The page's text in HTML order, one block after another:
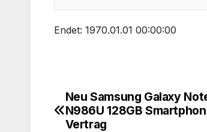
Endet: 1970.01.01 00:00:00
Neu Samsung Galaxy
N986U 128GB
Vertrag